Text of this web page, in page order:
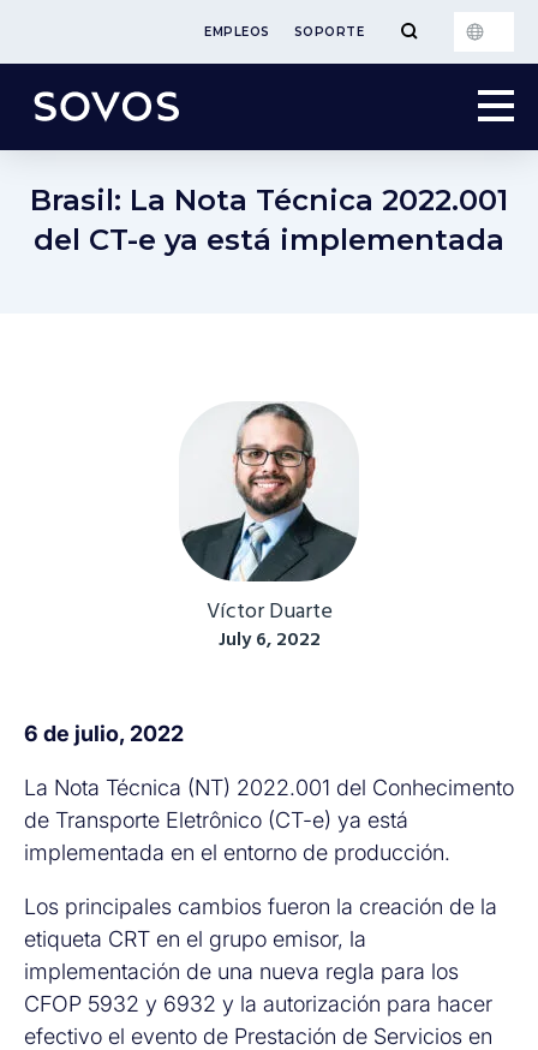
EMPLEOS SOPORTE
Brasil: La Nota Técnica 2022.001
del CT-e ya está implementada
Víctor Duarte
July 6, 2022
6 de julio, 2022
La Nota Técnica (NT) 2022.001 del Conhecimento
de Transporte Eletrônico (CT-e) ya está
implementada en el entorno de producción.
Los principales cambios fueron la creación de la
etiqueta CRT en el grupo emisor, la
implementación de una nueva regla para los
CFOP 5932 y 6932 y la autorización para hacer
efectivo el evento de Prestación de Servicios en